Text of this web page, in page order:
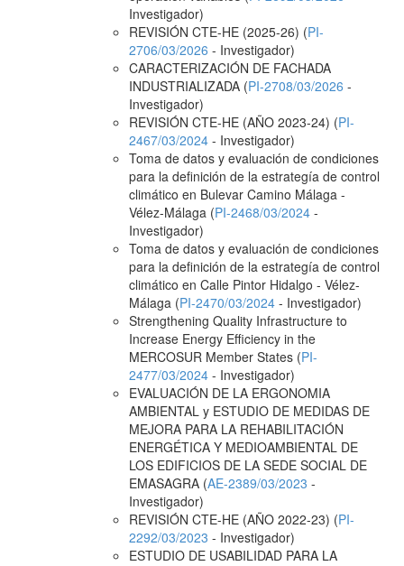
Investigador)
REVISIÓN CTE-HE (2025-26) (PI-
2706/03/2026 - Investigador)
CARACTERIZACIÓN DE FACHADA
INDUSTRIALIZADA (PI-2708/03/2026 -
Investigador)
REVISIÓN CTE-HE (AÑO 2023-24) (PI-
2467/03/2024- Investigador)
Toma de datos y evaluación de condiciones
para la definición de la estrategía de control
climático en Bulevar Camino Málaga -
Vélez-Málaga (PI-2468/03/2024-
Investigador)
Toma de datos y evaluación de condiciones
para la definición de la estrategía de control
climático en Calle Pintor Hidalgo - Vélez-
Málaga (PI-2470/03/2024- Investigador)
Strengthening Quality Infrastructure to
Increase Energy Efficiency in the
MERCOSUR Member States (PI-
2477/03/2024- Investigador)
EVALUACIÓN DE LA ERGONOMIA
AMBIENTAL y ESTUDIO DE MEDIDAS DE
MEJORA PARA LA REHABILITACIÓN
ENERGÉTICA Y MEDIOAMBIENTAL DE
LOS EDIFICIOS DE LA SEDE SOCIAL DE
EMASAGRA (AE-2389/03/2023 -
Investigador)
REVISIÓN CTE-HE (AÑO 2022-23) (PI-
2292/03/2023 - Investigador)
ESTUDIO DE USABILIDAD PARA LA